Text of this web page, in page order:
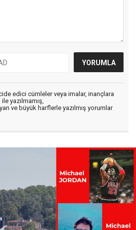
edici cümleler veya imalar, inançlara
yazılmamış,
ve büyük harflerle yazılmış yorumlar